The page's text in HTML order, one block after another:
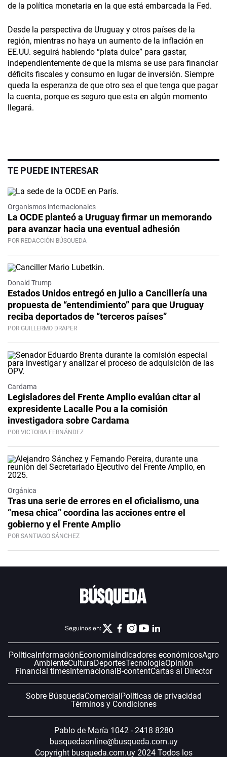
de la política monetaria en la que está embarcada la Fed.
Desde la perspectiva de Uruguay y otros países de la
región, mientras no haya un aumento de la inflación en
EE.UU. seguirá habiendo “plata dulce” para gastar,
independientemente de que la misma se use para financiar
déficits fiscales y consumo en lugar de inversión. Siempre
queda la esperanza de que otro sea el que tenga que pagar
la cuenta, porque es seguro que esta en algún momento
llegará.
TE PUEDE INTERESAR
Organismos internacionales
La OCDE planteó a Uruguay firmar un memorando
para avanzar hacia una eventual adhesión
POR REDACCIÓN BÚSQUEDA
Donald Trump
Estados Unidos entregó en julio a Cancillería una
propuesta de “entendimiento” para que Uruguay
reciba deportados de “terceros países”
POR GUILLERMO DRAPER
Cardama
Legisladores del Frente Amplio evalúan citar al
expresidente Lacalle Pou a la comisión
investigadora sobre Cardama
POR VICTORIA FERNÁNDEZ
Orgánica
Tras una serie de errores en el oficialismo, una
“mesa chica” coordina las acciones entre el
gobierno y el Frente Amplio
POR SANTIAGO SÁNCHEZ
Seguinos en:
Política InformaciónEconomía Indicadores económicosAgro
AmbienteCulturaDeportesTecnologíaOpinión
Financial timesInternacional B-contentCartas al Director
Sobre BúsquedaComercial Políticas de privacidad
Términos y Condiciones
Pablo de María 1042 - 2418 8280
busquedaonline@busqueda.com.uy
Copyright busqueda.com.uy 2024 Todos los